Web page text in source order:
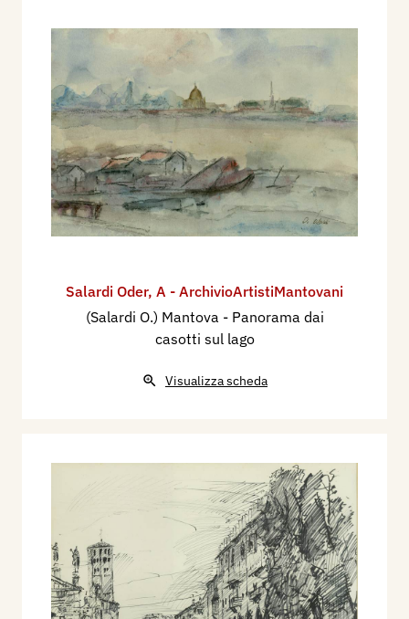
Salardi Oder, A - ArchivioArtistiMantovani
(Salardi O.) Mantova - Panorama dai
casotti sul lago
Visualizza scheda